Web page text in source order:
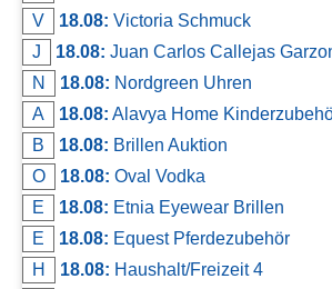
V
18.08: Victoria Schmuck
J
18.08: Juan Carlos Callejas
N
18.08: Nordgreen Uhren
A
18.08: Alavya Home
B
18.08: Brillen Auktion
O
18.08: Oval Vodka
E
18.08: Etnia Eyewear Brillen
E
18.08: Equest Pferdezubehör
H
18.08: Haushalt/Freizeit 4